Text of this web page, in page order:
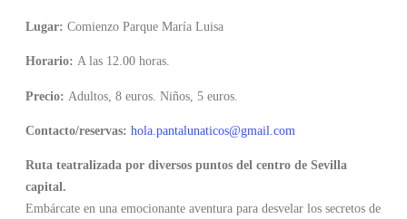
Lugar: Comienzo Parque María Luisa
Horario: A las 12.00 horas.
Precio: Adultos, 8 euros. Niños, 5 euros.
Contacto/reservas: hola.pantalunaticos@gmail.com
Ruta teatralizada por diversos puntos del centro de Sevilla
capital.
Embárcate en una emocionante aventura para desvelar los secretos de